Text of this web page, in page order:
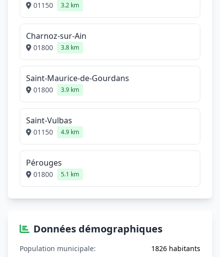
01150 3.2 km
Charnoz-sur-Ain
01800 3.8 km
Saint-Maurice-de-Gourdans
01800 3.9 km
Saint-Vulbas
01150 4.9 km
Pérouges
01800 5.1 km
Données démographiques
Population municipale:
1826 habitants